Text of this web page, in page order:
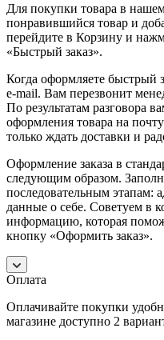
Для покупки товара в
понравившийся товар и
перейдите в Корзину и
«Быстрый заказ».
Когда оформляете
e-mail. Вам перезвонит
По результатам разговора
оформления товара на
только ждать доставки и
Оформление заказа в
следующим образом.
последовательным этапам:
данные о себе. Советуем в
информацию, которая
кнопку «Оформить заказ».
Оплата
Оплачивайте покупки
магазине доступно 2